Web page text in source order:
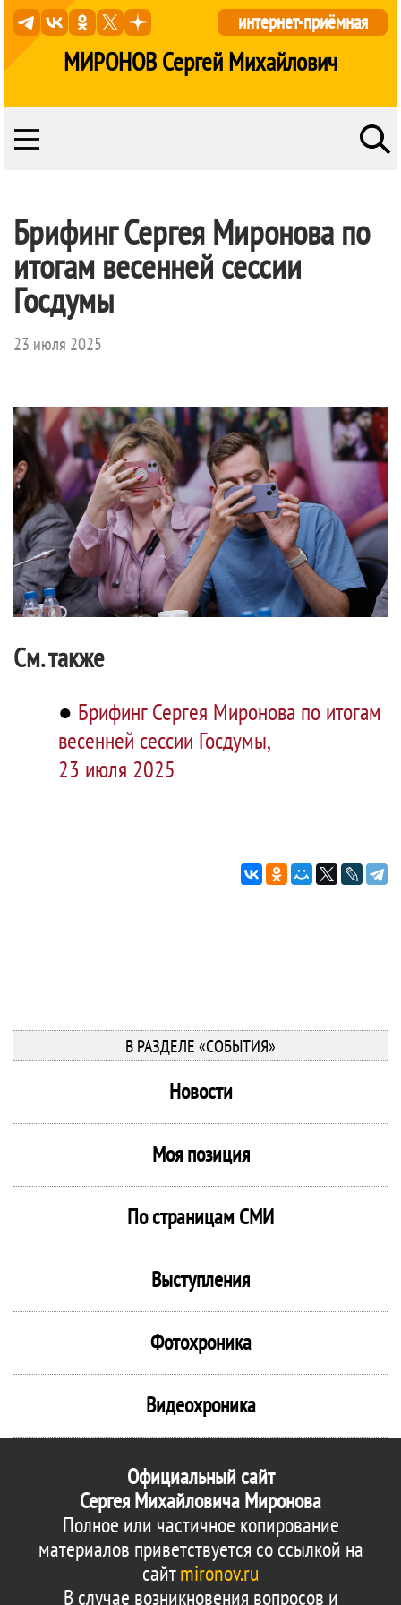
МИРОНОВ Сергей Михайлович
интернет-приёмная
Брифинг Сергея Миронова по
итогам весенней сессии
Госдумы
23 июля 2025
См. также
● Брифинг Сергея Миронова по итогам
весенней сессии Госдумы,
23 июля 2025
В РАЗДЕЛЕ «СОБЫТИЯ»
Новости
Моя позиция
По страницам СМИ
Выступления
Фотохроника
Видеохроника
Официальный сайт
Сергея Михайловича Миронова
Полное или частичное копирование
материалов приветствуется со ссылкой на
сайтmironov.ru
В случае возникновения вопросов и